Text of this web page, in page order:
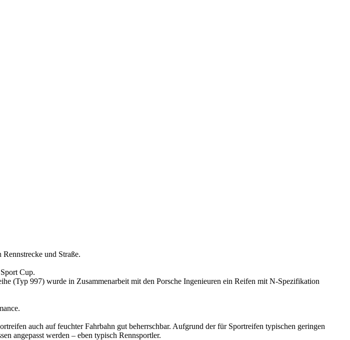
und Straße.
Cup.
(Typ 997) wurde in Zusammenarbeit mit den Porsche Ingenieuren ein Reifen mit N-Spezifikation
auch auf feuchter Fahrbahn gut beherrschbar. Aufgrund der für Sportreifen typischen geringen
angepasst werden – eben typisch Rennsportler.